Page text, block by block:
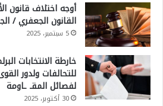
أوجه اختلاف قانون
القانون الجعفري /
5 سبتمبر، 2025
للتحالفات ولدور
لفصائل المقـ ـاومة
30 أكتوبر، 2025